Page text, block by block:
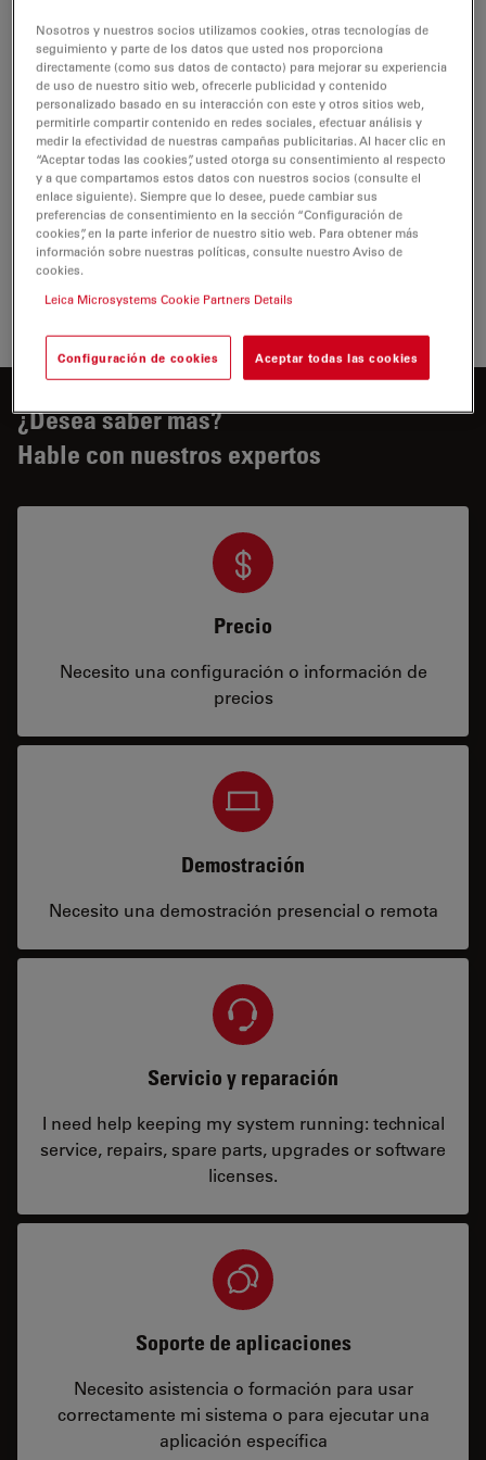
CERTIFICADOS
EC DoC FS4000 RUO 200-4
Jul 27, 2026 PDF, 48 KB
DOWNLOAD
UKCA FS4000 FS4 200-1
Jul 27, 2026 PDF, 71 KB
DOWNLOAD
¿Desea saber más?
Hable con nuestros expertos
Precio
Necesito una configuración o información de
precios
Demostración
Necesito una demostración presencial o remota
Servicio y reparación
I need help keeping my system running: technical
service, repairs, spare parts, upgrades or software
licenses.
Soporte de aplicaciones
Necesito asistencia o formación para usar
correctamente mi sistema o para ejecutar una
aplicación específica
Nosotros y nuestros socios utilizamos cookies, otras tecnologías de
seguimiento y parte de los datos que usted nos proporciona
directamente (como sus datos de contacto) para mejorar su experiencia
de uso de nuestro sitio web, ofrecerle publicidad y contenido
personalizado basado en su interacción con este y otros sitios web,
permitirle compartir contenido en redes sociales, efectuar análisis y
medir la efectividad de nuestras campañas publicitarias. Al hacer clic en
“Aceptar todas las cookies”, usted otorga su consentimiento al respecto
y a que compartamos estos datos con nuestros socios (consulte el
enlace siguiente). Siempre que lo desee, puede cambiar sus
preferencias de consentimiento en la sección “Configuración de
cookies”, en la parte inferior de nuestro sitio web. Para obtener más
información sobre nuestras políticas, consulte nuestro Aviso de
cookies.
Leica Microsystems Cookie Partners Details
Configuración de cookies Aceptar todas las cookies